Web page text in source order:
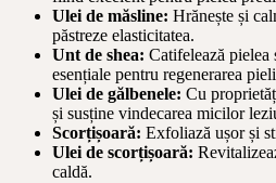
Ulei de măsline: Hrănește și
păstreze elasticitatea.
Unt de shea: Catifelează
esențiale pentru regenerarea
Ulei de gălbenele: Cu
și susține vindecarea micilor
Scorțișoară: Exfoliază ușor și
Ulei de scorțișoară:
caldă.